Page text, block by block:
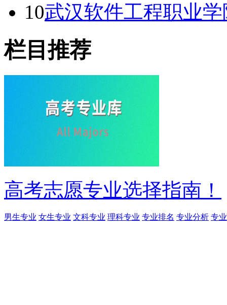
10武汉软件工程职业
栏目推荐
高考志愿专业选择指南！
男生专业 女生专业 文科专业 理科专业 专业排名 专业分析 专